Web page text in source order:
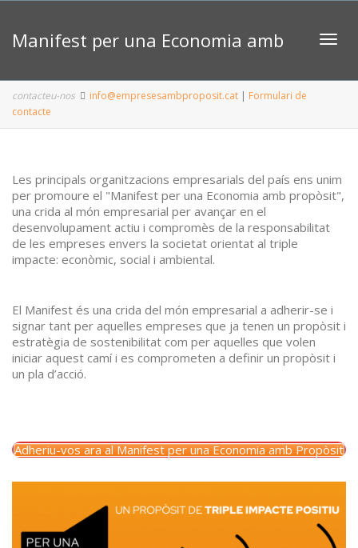
Manifest per una Economia amb
Propòsit
contacteu-nos info@empresesambproposit.cat | Formulari de
contacte
Les principals organitzacions empresarials del país ens unim
per promoure el "Manifest per una Economia amb propòsit",
una crida al món empresarial per avançar en el
desenvolupament actiu i compromès de la responsabilitat
de les empreses envers la societat orientat al triple
impacte: econòmic, social i ambiental.
El Manifest és una crida del món empresarial a adherir-se i
signar tant per aquelles empreses que ja tenen un propòsit i
estratègia de sostenibilitat com per aquelles que volen
iniciar aquest camí i es comprometen a definir un propòsit i
un pla d’acció.
Adheriu-vos ara al Manifest per una Economia amb Propòsit